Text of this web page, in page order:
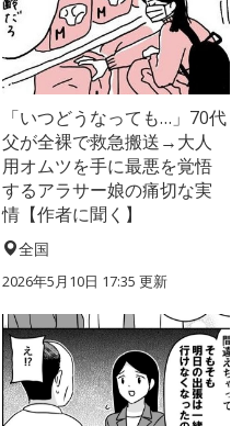
「いつどうなっても…」70代
父が全裸で救急搬送→大人
用オムツを手に最悪を覚悟
するアラサー娘の痛切な実
情【作者に聞く】
全国
2026年5月10日 17:35 更新